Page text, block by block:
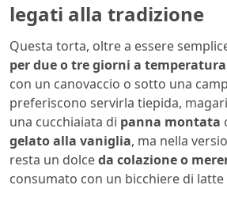
legati alla tradizione
Questa torta, oltre a essere
per due o tre giorni a
con un canovaccio o sotto una
preferiscono servirla tiepida,
una cucchiaiata di panna montata
gelato alla vaniglia, ma nella
resta un dolceda colazione o
consumato con un bicchiere di latte